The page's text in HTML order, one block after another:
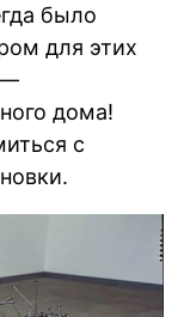
было
для этих
дома!
с